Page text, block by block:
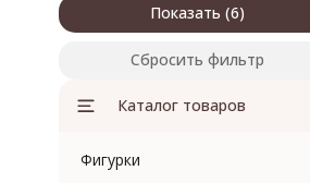
Показать
Сбросить фильтр
Каталог товаров
Фигурки